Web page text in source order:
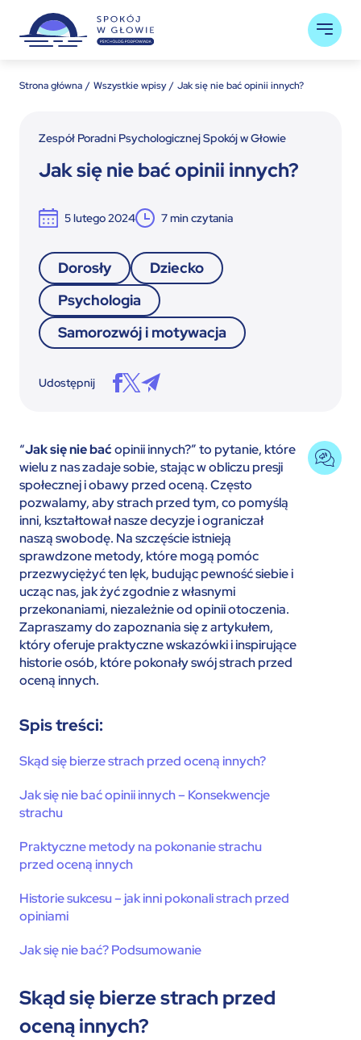
Strona główna Wszystkie wpisy Jak się nie bać opinii innych?
Zespół Poradni Psychologicznej Spokój w Głowie
Jak się nie bać opinii innych?
5 lutego 2024 7min czytania
Dorosły
Dziecko
Psychologia
Samorozwój i motywacja
Udostępnij
“Jak się nie baćopinii innych?” to pytanie, które
wielu z nas zadaje sobie, stając w obliczu presji
społecznej i obawy przed oceną. Często
pozwalamy, aby strach przed tym, co pomyślą
inni, kształtował nasze decyzje i ograniczał
naszą swobodę. Na szczęście istnieją
sprawdzone metody, które mogą pomóc
przezwyciężyć ten lęk, budując pewność siebie i
ucząc nas, jak żyć zgodnie z własnymi
przekonaniami, niezależnie od opinii otoczenia.
Zapraszamy do zapoznania się z artykułem,
który oferuje praktyczne wskazówki i inspirujące
historie osób, które pokonały swój strach przed
oceną innych.
Spis treści:
Skąd się bierze strach przed oceną innych?
Jak się nie bać opinii innych – Konsekwencje
strachu
Praktyczne metody na pokonanie strachu
przed oceną innych
Historie sukcesu – jak inni pokonali strach przed
opiniami
Jak się nie bać? Podsumowanie
Skąd się bierze strach przed
oceną innych?